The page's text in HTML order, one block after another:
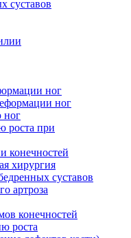
суставов
ног
ног
ног
роста при
конечностей
хирургия
суставов
артроза
конечностей
роста